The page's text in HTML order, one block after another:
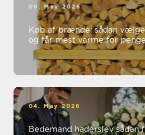
06. May 2026
Køb af brænde: sådan
og får mest varme for
04. May 2026
Bedemand haderslev sådan får du ro